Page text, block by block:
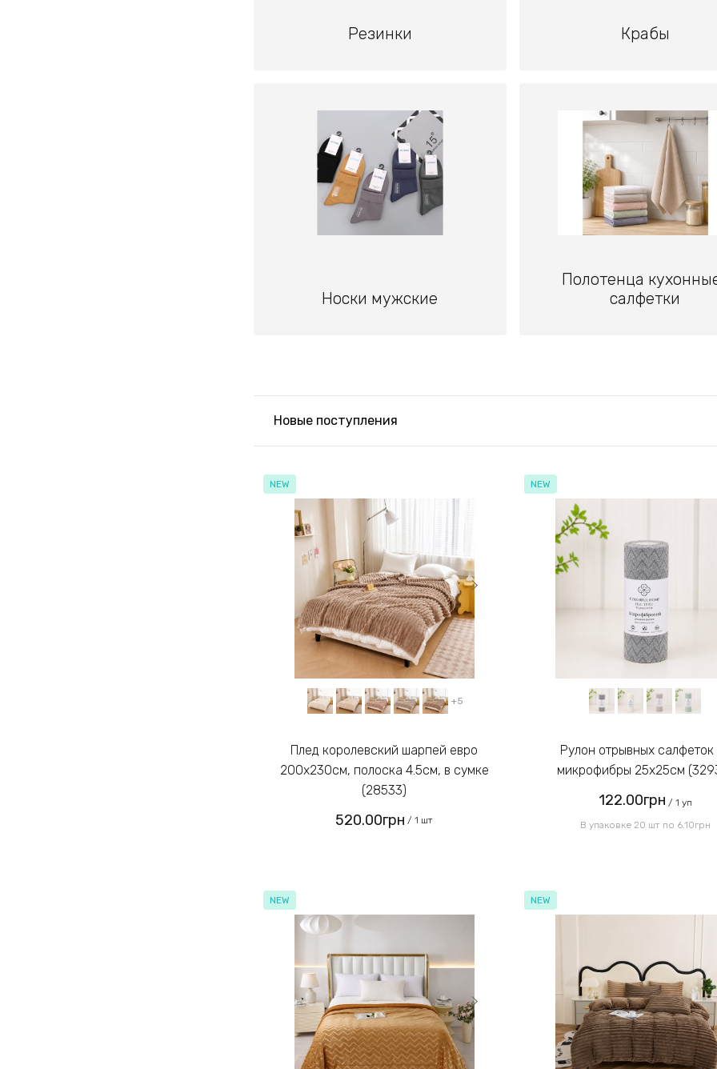
Резинки Крабы
Носки мужские
Полотенца
салфетки
Новые поступления
NEW
+5
Плед королевский шарпей евро
200х230см, полоска 4.5см, в сумке
(28533)
520.00грн / 1 шт
NEW
Рулон отрывных салфеток из
микрофибры 25x25см
122.00грн / 1 уп
В упаковке 20 шт по 6.10грн
NEW NEW